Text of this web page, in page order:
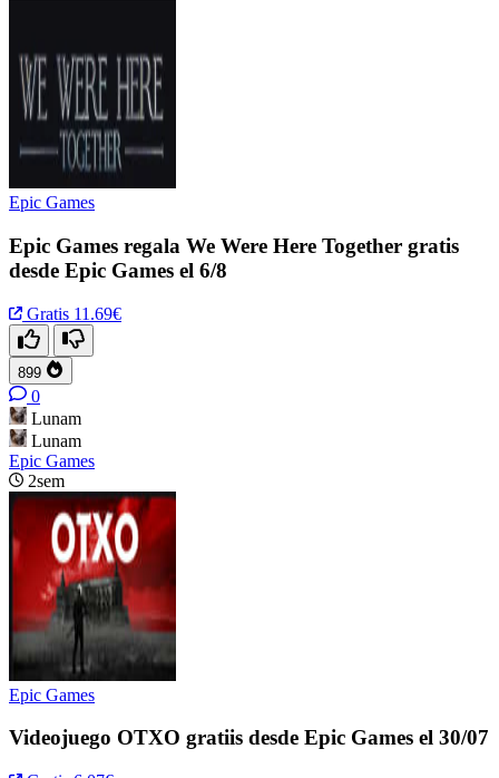
Epic Games
Epic Games regala We Were Here Together gratis
desde Epic Games el 6/8
Gratis 11.69€
899
0
Lunam
Lunam
Epic Games
2sem
Epic Games
Videojuego OTXO gratiis desde Epic Games el 30/07